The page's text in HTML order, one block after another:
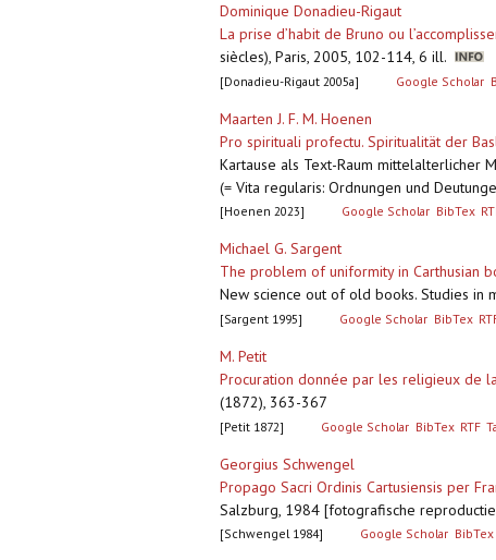
Dominique Donadieu-Rigaut
La prise d’habit de Bruno ou
siècles), Paris, 2005, 102-114, 6 ill.
[Donadieu-Rigaut 2005a] Google Scholar
Maarten J. F. M. Hoenen
Pro spirituali profectu. Spiritualität der
Kartause als Text-Raum mittelalterlicher
(= Vita regularis: Ordnungen und
[Hoenen 2023] Google Scholar BibTex
Michael G. Sargent
The problem of uniformity in Carthusian
New science out of old books. Studies in
[Sargent 1995] Google Scholar BibTex
M. Petit
Procuration donnée par les religieux de
(1872), 363-367
[Petit 1872] Google Scholar BibTex RTF
Georgius Schwengel
Propago Sacri Ordinis Cartusiensis per
Salzburg, 1984 [fotografische
[Schwengel 1984] Google Scholar BibTex